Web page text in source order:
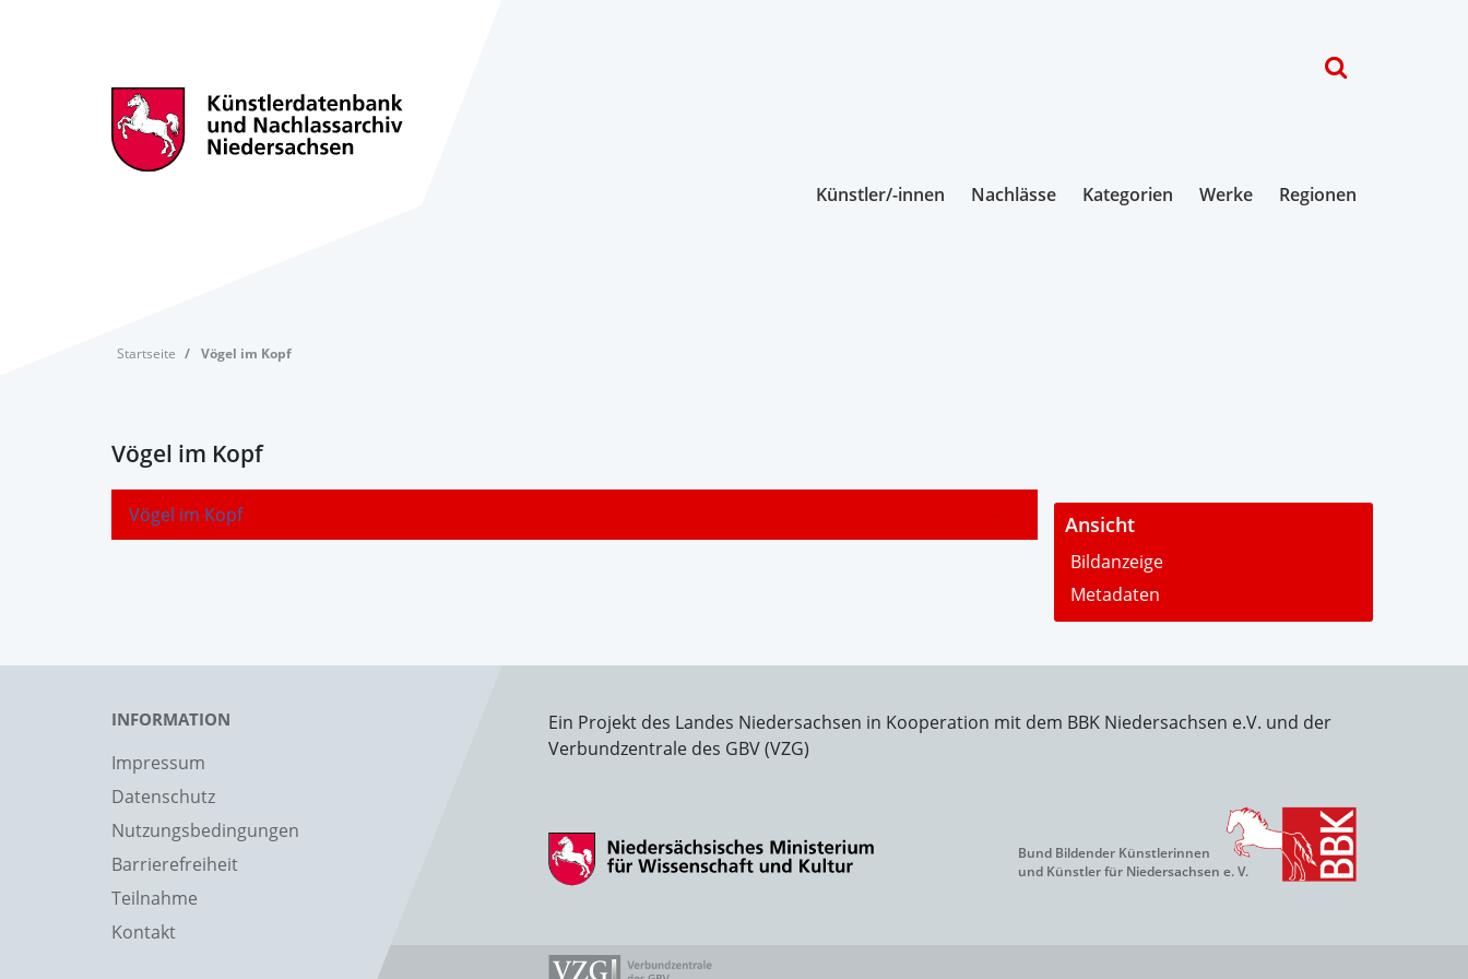
Künstler/-innen Nachlässe Kategorien Werke Regionen
Startseite Vögel im Kopf
Vögel im Kopf
Vögel im Kopf - Ansicht
Bildanzeige
Metadaten
INFORMATION
Impressum
Datenschutz
Nutzungsbedingungen
Barrierefreiheit
Teilnahme
Kontakt
Ein Projekt des Landes Niedersachsen in Kooperation mit dem BBK Niedersachsen e.V. und der
Verbundzentrale des GBV (VZG)
Bund Bildender Künstlerinnen
und Künstler für Niedersachsen e. V.